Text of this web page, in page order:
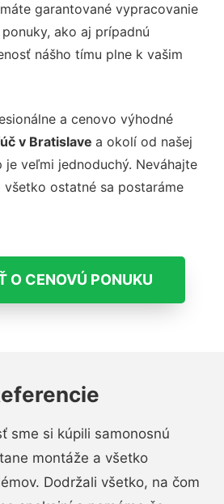
garantované vypracovanie
ako aj prípadnú
nášho tímu plne k vašim
a cenovo výhodné
v Bratislave a okolí od našej
je veľmi jednoduchý. Neváhajte
ostatné sa postaráme
O CENOVÚ PONUKU
sme si kúpili samonosnú
montáže a všetko
Dodržali všetko, na čom